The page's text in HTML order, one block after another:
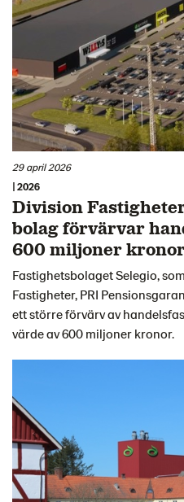
29 april 2026
| 2026
Division
bolag förvärvar
600 miljoner
Fastighetsbolaget Selegio,
Fastigheter, PRI
ett större förvärv av
värde av 600 miljoner kronor.